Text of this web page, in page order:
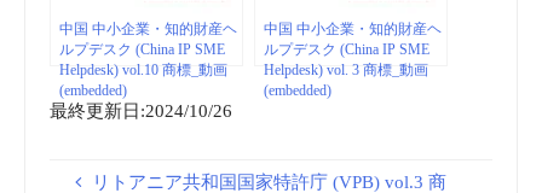
中国 中小企業・知的財産ヘ
ルプデスク (China IP SME
Helpdesk) vol.10 商標_動画
(embedded)
中国 中小企業・知的財産ヘ
ルプデスク (China IP SME
Helpdesk) vol. 3 商標_動画
(embedded)
最終更新日:2024/10/26
リトアニア共和国国家特許庁 (VPB) vol.3 商